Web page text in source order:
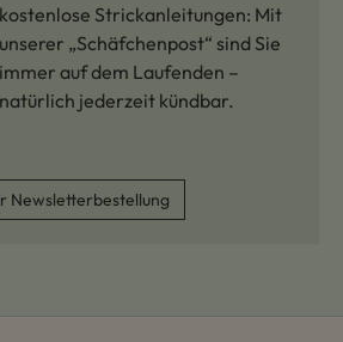
kostenlose Strickanleitungen: Mit
unserer „Schäfchenpost“ sind Sie
immer auf dem Laufenden –
natürlich jederzeit kündbar.
Newsletterbestellung